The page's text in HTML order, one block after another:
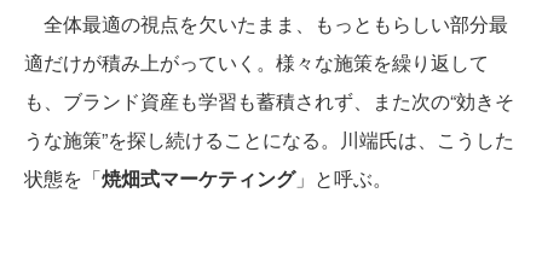
全体最適の視点を欠いたまま、もっともらしい部分最
適だけが積み上がっていく。様々な施策を繰り返して
も、ブランド資産も学習も蓄積されず、また次の“効きそ
うな施策”を探し続けることになる。川端氏は、こうした
状態を「焼畑式マーケティング」と呼ぶ。